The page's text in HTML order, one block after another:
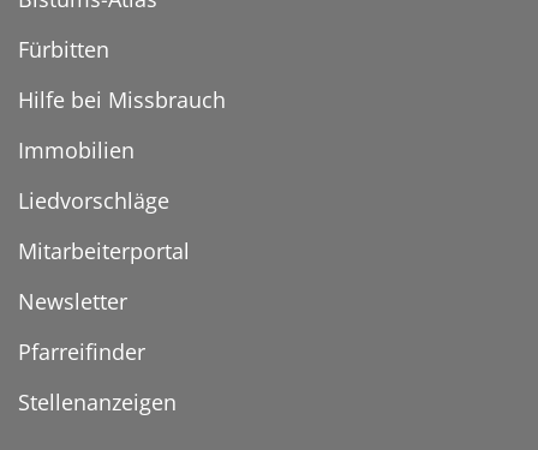
Fürbitten
Hilfe bei Missbrauch
Immobilien
Liedvorschläge
Mitarbeiterportal
Newsletter
Pfarreifinder
Stellenanzeigen